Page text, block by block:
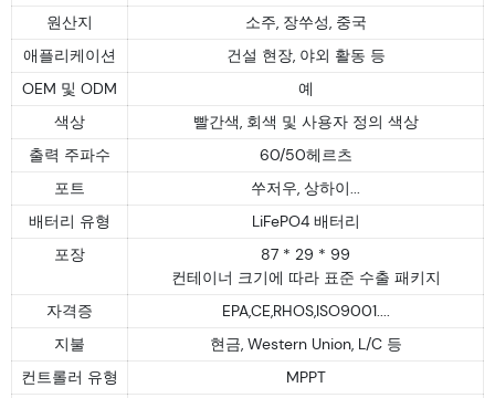
원산지
소주, 장쑤성, 중국
애플리케이션
건설 현장, 야외 활동 등
OEM 및 ODM
예
색상
빨간색, 회색 및 사용자 정의 색상
출력 주파수
60/50헤르츠
포트
쑤저우, 상하이...
배터리 유형
LiFePO4 배터리
포장
87 * 29 * 99
컨테이너 크기에 따라 표준 수출 패키지
자격증
EPA,CE,RHOS,ISO9001....
지불
현금, Western Union, L/C 등
컨트롤러 유형
MPPT